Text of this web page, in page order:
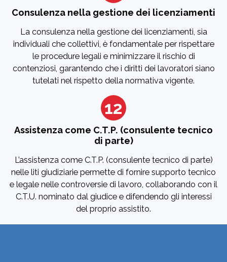
Consulenza nella gestione dei licenziamenti
La consulenza nella gestione dei licenziamenti, sia
individuali che collettivi, è fondamentale per rispettare
le procedure legali e minimizzare il rischio di
contenziosi, garantendo che i diritti dei lavoratori siano
tutelati nel rispetto della normativa vigente.
12
Assistenza come C.T.P. (consulente tecnico
di parte)
L’assistenza come C.T.P. (consulente tecnico di parte)
nelle liti giudiziarie permette di fornire supporto tecnico
e legale nelle controversie di lavoro, collaborando con il
C.T.U. nominato dal giudice e difendendo gli interessi
del proprio assistito.